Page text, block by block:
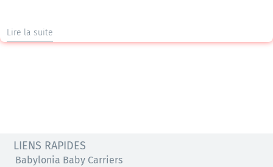
Lire la suite
LIENS RAPIDES
Babylonia Baby Carriers